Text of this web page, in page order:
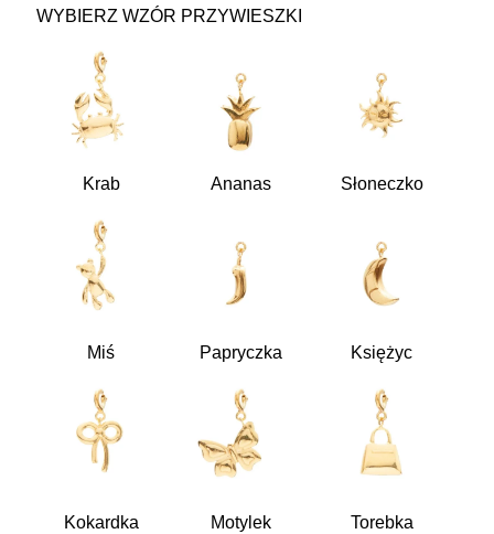
WYBIERZ WZÓR PRZYWIESZKI
Krab Ananas Słoneczko
Miś Papryczka Księżyc
Kokardka Motylek Torebka